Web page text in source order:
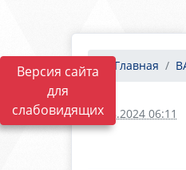
Версия сайта
для
слабовидящих
Главная
23.08.2024 06:11